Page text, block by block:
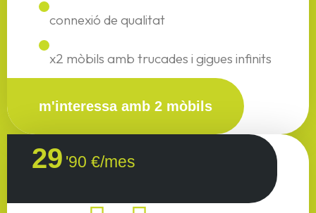
connexió de qualitat
x2 mòbils amb trucades i gigues infinits
m'interessa amb 2 mòbils
29 '90 €/mes